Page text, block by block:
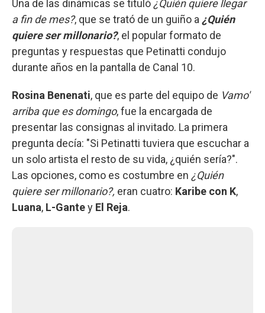
Una de las dinámicas se tituló ¿Quién quiere llegar
a fin de mes?, que se trató de un guiño a ¿Quién
quiere ser millonario?, el popular formato de
preguntas y respuestas que Petinatti condujo
durante años en la pantalla de Canal 10.
Rosina Benenati, que es parte del equipo de Vamo'
arriba que es domingo, fue la encargada de
presentar las consignas al invitado. La primera
pregunta decía: "Si Petinatti tuviera que escuchar a
un solo artista el resto de su vida, ¿quién sería?".
Las opciones, como es costumbre en ¿Quién
quiere ser millonario?, eran cuatro: Karibe con K,
Luana, L-Gantey El Reja.